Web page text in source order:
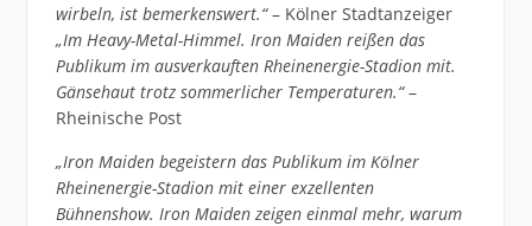
wirbeln, ist bemerkenswert.“– Kölner Stadtanzeiger
„Im Heavy-Metal-Himmel. Iron Maiden reißen das
Publikum im ausverkauften Rheinenergie-Stadion mit.
Gänsehaut trotz sommerlicher Temperaturen.“–
Rheinische Post
„Iron Maiden begeistern das Publikum im Kölner
Rheinenergie-Stadion mit einer exzellenten
Bühnenshow. Iron Maiden zeigen einmal mehr, warum